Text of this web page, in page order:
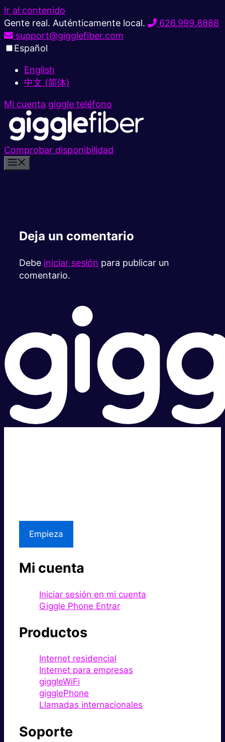
Ir al contenido
Gente real. Auténticamente local.
626.999.8888
support@gigglefiber.com
Español
English
中文 (简体)
Mi cuenta giggle teléfono
Comprobar disponibilidad
Deja un comentario
Debe iniciar sesión para publicar un
comentario.
Empieza
Mi cuenta
Iniciar sesión en mi cuenta
Giggle Phone Entrar
Productos
Internet residencial
Internet para empresas
giggleWiFi
gigglePhone
Llamadas internacionales
Soporte